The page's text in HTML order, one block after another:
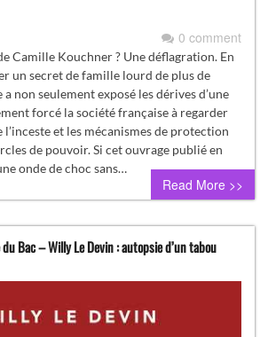
0 comment
Camille Kouchner ? Une déflagration. En
un secret de famille lourd de plus de
non seulement exposé les dérives d’une
forcé la société française à regarder
l’inceste et les mécanismes de protection
de pouvoir. Si cet ouvrage publié en
onde de choc sans…
Read More >>
Bac – Willy Le Devin : autopsie d’un tabou